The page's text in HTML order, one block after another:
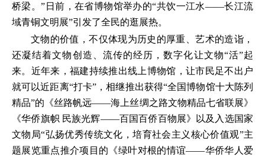
桥梁。”日前，在省博物馆举办的“共饮一江水——长江流
域青铜文明展”引发了全民的逛展热。
文物的价值，不仅体现为历史的厚重、艺术的造诣，
还凝结着文物创造、流传的经历，数字化让文物“活”起
来。近年来，福建持续推出线上博物馆，让市民足不出户
就可以近距离“打卡”，相继推出获得“全国博物馆十大陈列
精品”的《丝路帆远——海上丝绸之路文物精品七省联展》
《华侨旗帜 民族光辉——百国百侨百物展》以及入选国家
文物局“弘扬优秀传统文化，培育社会主义核心价值观”主
题展览重点推介项目的《绿叶对根的情谊——华侨华人爱